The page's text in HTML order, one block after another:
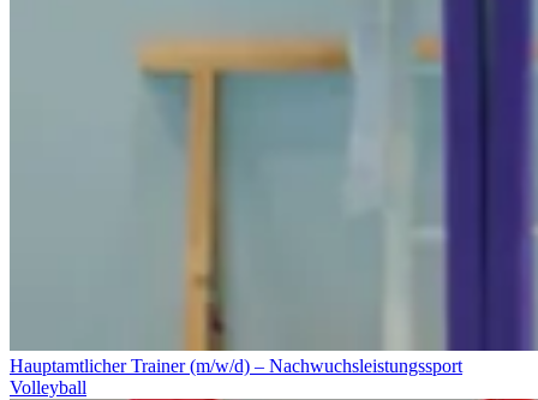
Hauptamtlicher Trainer (m/w/d) – Nachwuchsleistungssport
Volleyball